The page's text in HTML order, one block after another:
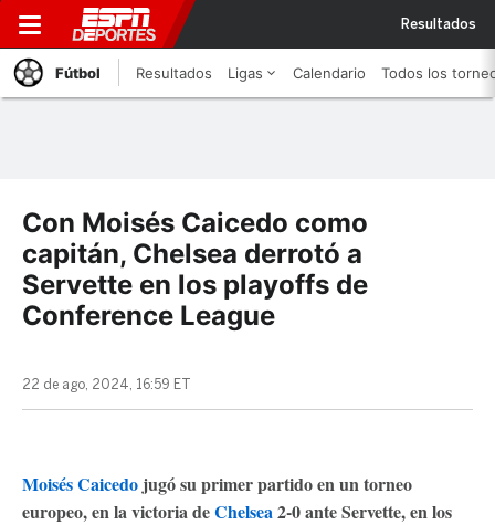
Resultados
Fútbol Resultados Ligas Calendario Todos los
Con Moisés Caicedo como
capitán, Chelsea derrotó a
Servette en los playoffs de
Conference League
22 de ago, 2024, 16:59 ET
Moisés Caicedo jugó su primer partido en un torneo
europeo, en la victoria deChelsea2-0 ante Servette, en los